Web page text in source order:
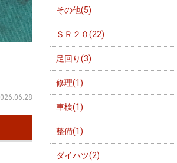
その他(5)
ＳＲ２０(22)
足回り(3)
修理(1)
車検(1)
整備(1)
ダイハツ(2)